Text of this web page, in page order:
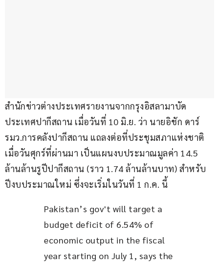
สำนักข่าวต่างประเทศรายงานจากกรุงอิสลามาบัด
ประเทศปากีสถาน เมื่อวันที่ 10 มิ.ย. ว่า นายอิชัก ดาร์
รมว.การคลังปากีสถาน แถลงต่อที่ประชุมสภาแห่งชาติ
เมื่อวันศุกร์ที่ผ่านมา เป็นแผนงบประมาณมูลค่า 14.5
ล้านล้านรูปีปากีสถาน (ราว 1.74 ล้านล้านบาท) สำหรับ
ปีงบประมาณใหม่ ซึ่งจะเริ่มในวันที่ 1 ก.ค. นี้
Pakistan’s gov't will target a
budget deficit of 6.54% of
economic output in the fiscal
year starting on July 1, says the